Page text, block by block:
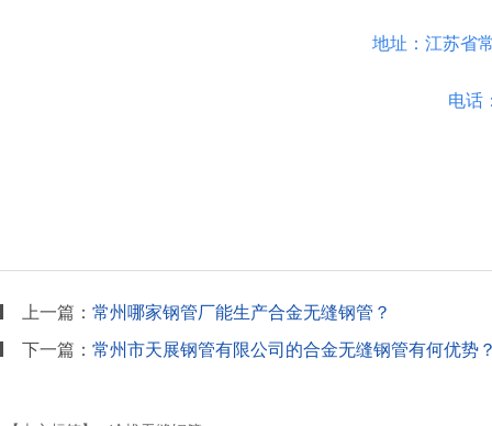
地址：江苏省
电话
上一篇： 常州哪家钢管厂能生产合金无缝钢管？
下一篇： 常州市天展钢管有限公司的合金无缝钢管有何优势